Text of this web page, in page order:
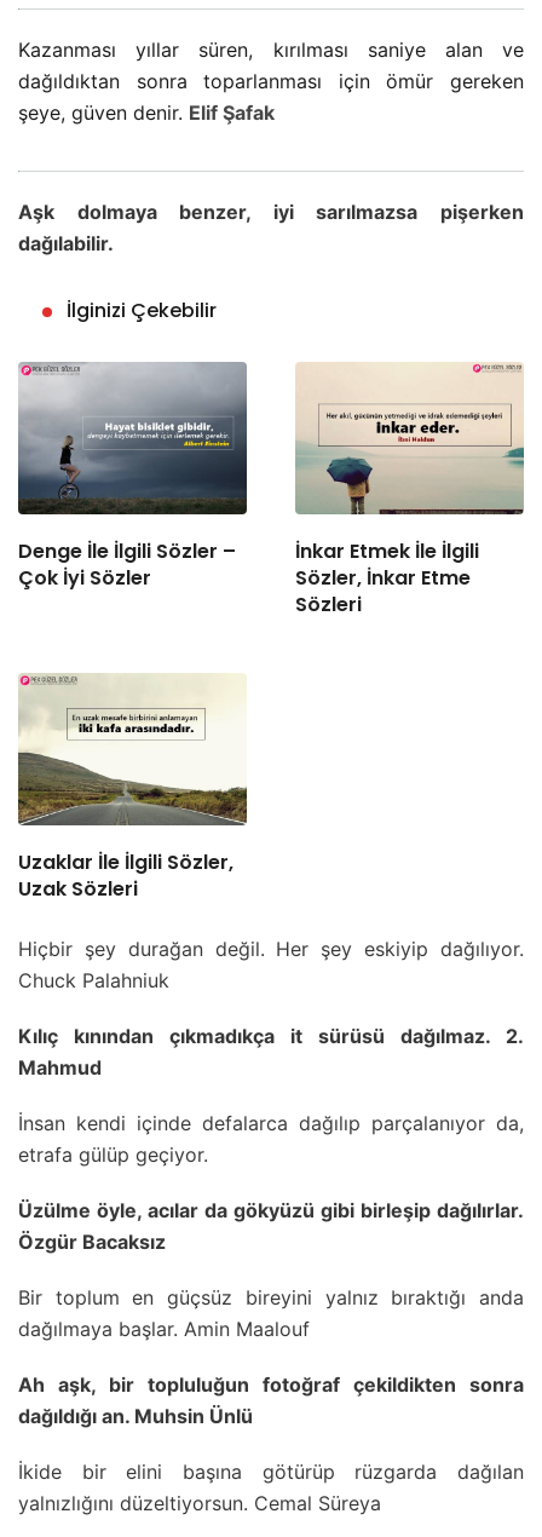
Kazanması yıllar süren, kırılması saniye alan ve
dağıldıktan sonra toparlanması için ömür gereken
şeye, güven denir. Elif Şafak
Aşk dolmaya benzer, iyi sarılmazsa pişerken
dağılabilir.
İlginizi Çekebilir
Denge İle İlgili Sözler –
Çok İyi Sözler
İnkar Etmek İle İlgili
Sözler, İnkar Etme
Sözleri
Uzaklar İle İlgili Sözler,
Uzak Sözleri
Hiçbir şey durağan değil. Her şey eskiyip dağılıyor.
Chuck Palahniuk
Kılıç kınından çıkmadıkça it sürüsü dağılmaz. 2.
Mahmud
İnsan kendi içinde defalarca dağılıp parçalanıyor da,
etrafa gülüp geçiyor.
Üzülme öyle, acılar da gökyüzü gibi birleşip dağılırlar.
Özgür Bacaksız
Bir toplum en güçsüz bireyini yalnız bıraktığı anda
dağılmaya başlar. Amin Maalouf
Ah aşk, bir topluluğun fotoğraf çekildikten sonra
dağıldığı an. Muhsin Ünlü
İkide bir elini başına götürüp rüzgarda dağılan
yalnızlığını düzeltiyorsun. Cemal Süreya